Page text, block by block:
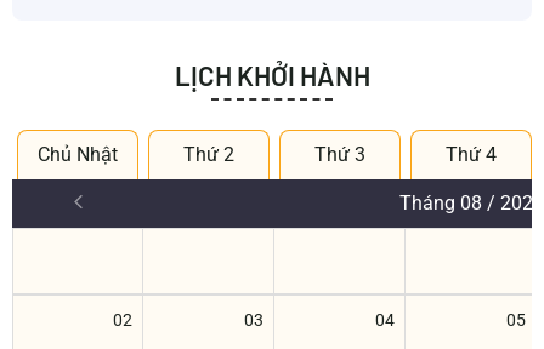
LỊCH KHỞI HÀNH
Chủ Nhật Thứ 2 Thứ 3 Thứ 4
Tháng 08 / 2026
02 03 04 05